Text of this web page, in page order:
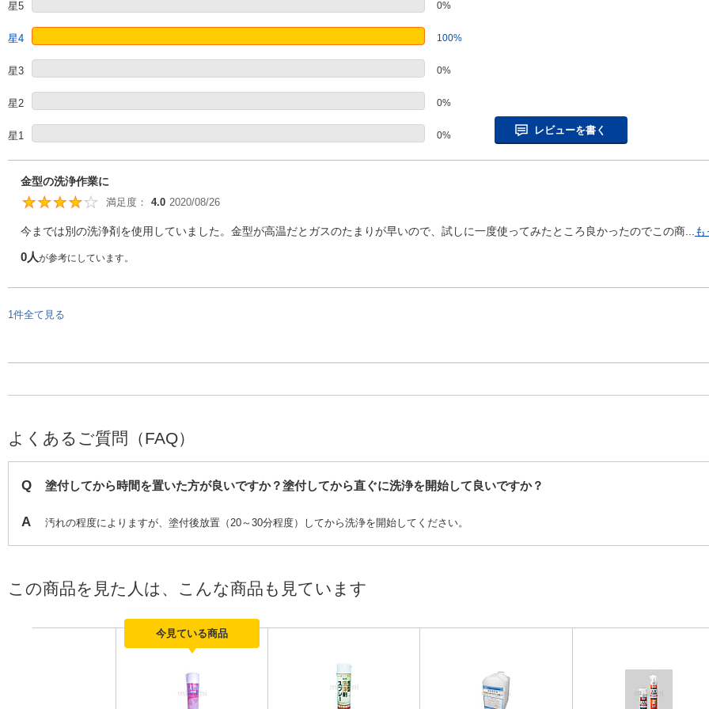
星5 0%
星4 100%
星3 0%
星2 0%
星1 0% レビューを書く
金型の洗浄作業に
4
満足度： 4.0 2020/08/26
今までは別の洗浄剤を使用していました。金型が高温だとガスのたまりが早いので、試しに一度使ってみたところ良かったのでこの商...
0人が参考にしています。
1件全て見る
よくあるご質問（FAQ）
Q 塗付してから時間を置いた方が良いですか？塗付してから直ぐに洗浄を開始して良いですか？
A 汚れの程度によりますが、塗付後放置（20～30分程度）してから洗浄を開始してください。
この商品を見た人は、こんな商品も見ています
今見ている商品